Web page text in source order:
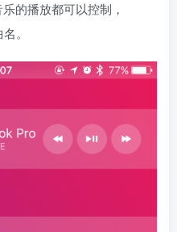
的播放都可以控制，
。